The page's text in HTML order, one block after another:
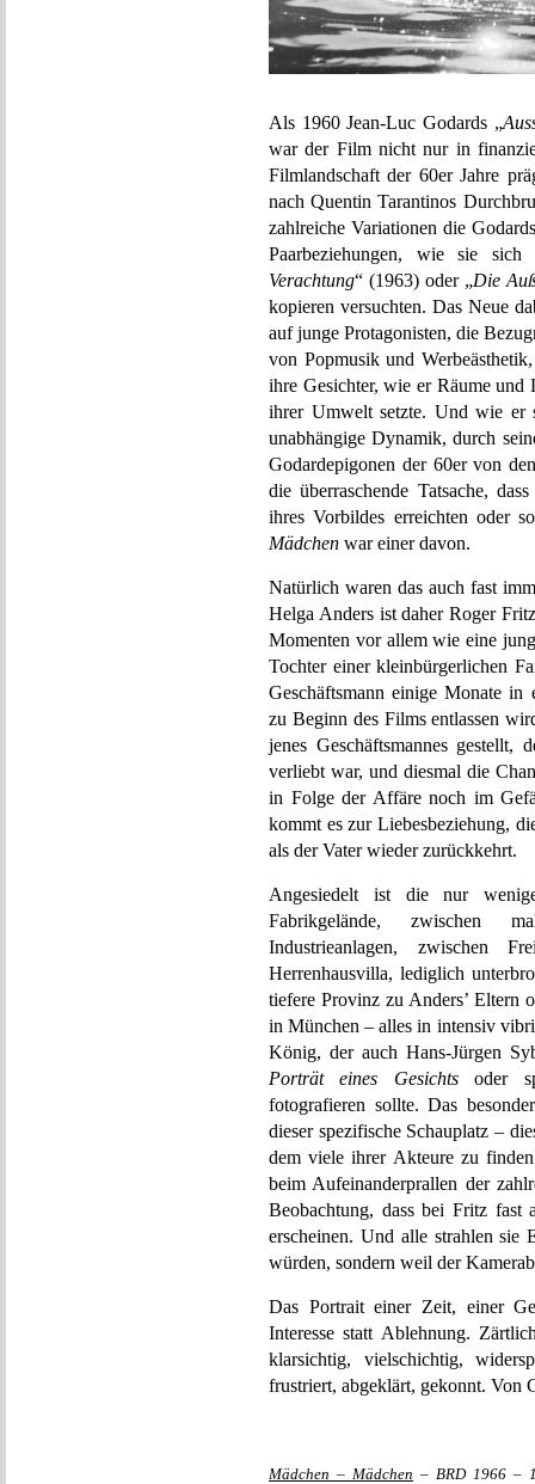
Als 1960 Jean-Luc Godards „
war der Film nicht nur in
Filmlandschaft der 60er Jahre
nach Quentin Tarantinos
zahlreiche Variationen die
Paarbeziehungen, wie sie
Verachtung“ (1963) oder „Die
kopieren versuchten. Das Neue
auf junge Protagonisten, die
von Popmusik und
ihre Gesichter, wie er Räume
ihrer Umwelt setzte. Und wie er
unabhängige Dynamik, durch
Godardepigonen der 60er von
die überraschende Tatsache,
ihres Vorbildes erreichten oder
Mädchen war einer davon.
Natürlich waren das auch fast
Helga Anders ist daher Roger
Momenten vor allem wie eine
Tochter einer kleinbürgerlichen
Geschäftsmann einige Monate in
zu Beginn des Films entlassen
jenes Geschäftsmannes
verliebt war, und diesmal die
in Folge der Affäre noch im
kommt es zur Liebesbeziehung,
als der Vater wieder zurückkehrt.
Angesiedelt ist die nur
Fabrikgelände, zwischen
Industrieanlagen, zwischen
Herrenhausvilla, lediglich
tiefere Provinz zu Anders’ Eltern
in München – alles in intensiv
König, der auch Hans-Jürgen
Porträt eines Gesichtsoder
fotografieren sollte. Das
dieser spezifische Schauplatz –
dem viele ihrer Akteure zu
beim Aufeinanderprallen der
Beobachtung, dass bei Fritz
erscheinen. Und alle strahlen
würden, sondern weil der
Das Portrait einer Zeit, einer
Interesse statt Ablehnung.
klarsichtig, vielschichtig,
frustriert, abgeklärt, gekonnt. Von
Mädchen – Mädchen – BRD 1966 –